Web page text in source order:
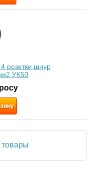
розетки шнур
УК50
товары